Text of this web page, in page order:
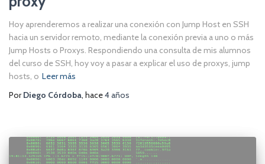
Hoy aprenderemos a realizar una conexión con Jump Host en SSH
hacia un servidor remoto, mediante la conexión previa a uno o más
Jump Hosts o Proxys. Respondiendo una consulta de mis alumnos
del curso de SSH, hoy voy a pasar a explicar el uso de proxys, jump
hosts, o Leer más
PorDiego Córdoba, hace4 años